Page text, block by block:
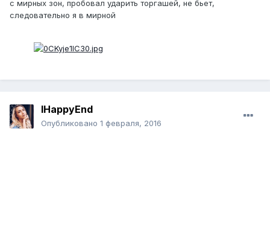
с мирных зон, пробовал ударить торгашей, не бьет,
следовательно я в мирной
lHappyEnd
Опубликовано 1 февраля, 2016